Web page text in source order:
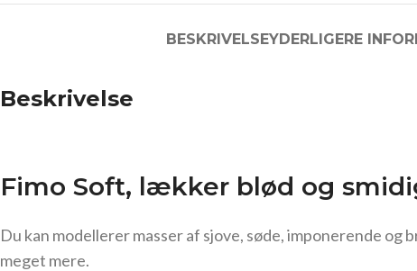
BESKRIVELSEYDERLIGERE
Beskrivelse
Fimo Soft, lækker blød og
Du kan modellerer masser af sjove, søde, imponerende
meget mere.